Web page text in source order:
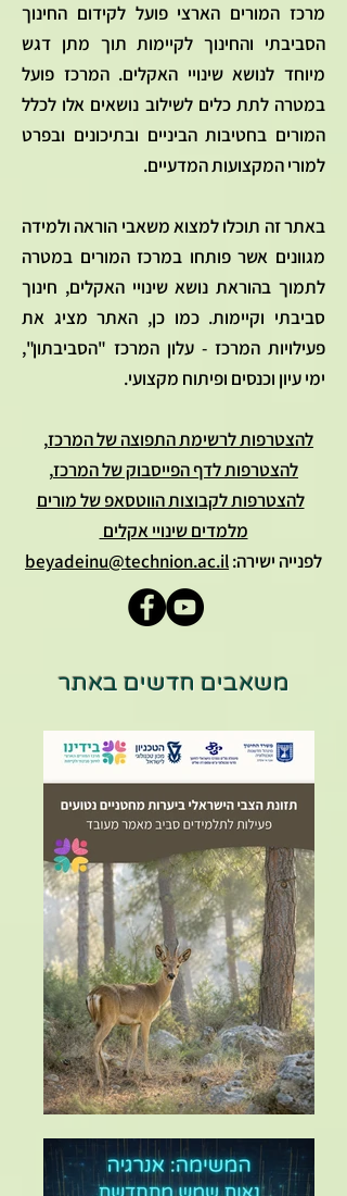
מרכז המורים הארצי פועל לקידום החינוך
הסביבתי והחינוך לקיימות תוך מתן דגש
מיוחד לנושא שינויי האקלים. המרכז פועל
במטרה לתת כלים לשילוב נושאים אלו לכלל
המורים בחטיבות הביניים ובתיכונים ובפרט
למורי המקצועות המדעיים.
באתר זה תוכלו למצוא משאבי הוראה ולמידה
מגוונים אשר פותחו במרכז המורים במטרה
לתמוך בהוראת נושא שינויי האקלים, חינוך
סביבתי וקיימות. כמו כן, האתר מציג את
פעילויות המרכז - עלון המרכז "הסביבתון",
ימי עיון וכנסים ופיתוח מקצועי.
להצטרפות לרשימת התפוצה של המרכז,
להצטרפות לדף הפייסבוק של המרכז,
להצטרפות לקבוצות הווטסאפ של מורים
מלמדים שינויי אקלים
לפנייה ישירה:beyadeinu@technion.ac.il
משאבים חדשים באתר